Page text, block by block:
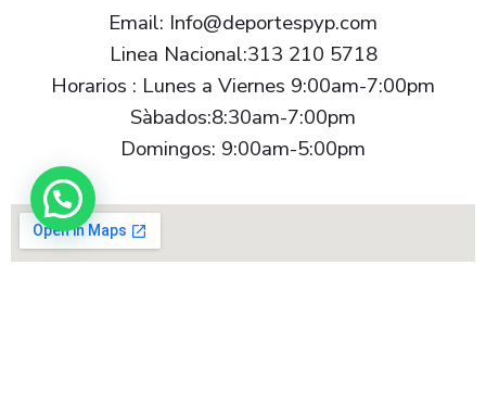
Email: Info@deportespyp.com
Linea Nacional:313 210 5718
Horarios : Lunes a Viernes 9:00am-7:00pm
Sàbados:8:30am-7:00pm
Domingos: 9:00am-5:00pm